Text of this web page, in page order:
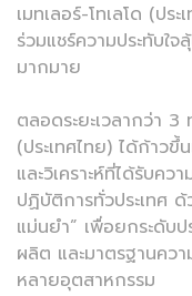
เมทเลอร์-โทเลโด (ปร
ร่วมแชร์ความประทับใ
มากมาย
ตลอดระยะเวลากว่า 3
(ประเทศไทย) ได้ก้าวขึ้
และวิเคราะห์ที่ได้รับคว
ปฏิบัติการทั่วประเทศ
แม่นยำ” เพื่อยกระดับ
ผลิต และมาตรฐานคว
หลายอุตสาหกรรม